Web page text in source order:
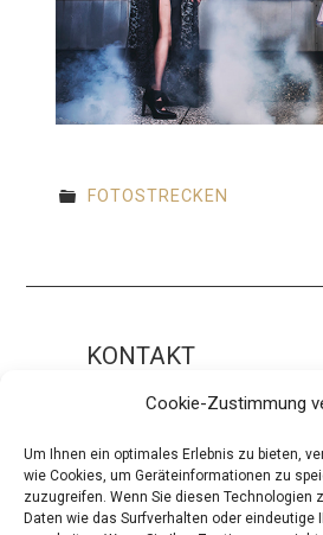
Cookie-Zustimmung
Um Ihnen ein optimales Erlebnis zu bieten,
wie Cookies, um Geräteinformationen zu
zuzugreifen. Wenn Sie diesen Technologien
Daten wie das Surfverhalten oder eindeutige
FOTOSTRECKEN
KONTAKT
Impressum
ÜBER UNS
Die Redaktion
Über modaCYCLE